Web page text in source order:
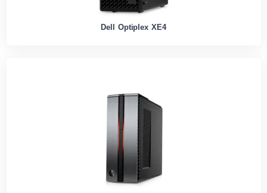
Dell Optiplex XE4